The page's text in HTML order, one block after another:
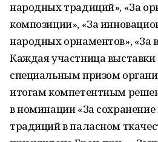
народных традиций», «За
композиции», «За
народных орнаментов», «За
Каждая участница
специальным призом
итогам компетентным
в номинации «За сохранение
традиций в паласном